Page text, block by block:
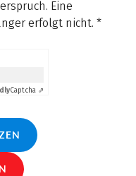
Eine
erfolgt nicht. *
Captcha ⇗